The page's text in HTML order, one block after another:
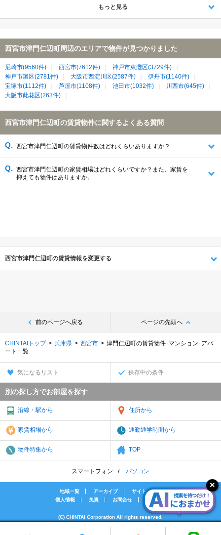
もっと見る
西宮市津門仁辺町周辺のエリアで物件が見つかりました
尼崎市(9560件) 西宮市(7612件)
神戸市東灘区(3729件)
神戸市灘区(2781件)
大阪市西淀川区(2587件)
伊丹市(1140件)
宝塚市(1112件)
芦屋市(1108件) 池田市(1032件)
川西市(645件)
大阪市此花区(263件)
西宮市津門仁辺町の賃貸物件に関するよくある質問
西宮市津門仁辺町の賃貸物件数はどれくらいありますか？
西宮市津門仁辺町の家賃相場はどれくらいですか？また、家賃を
抑えても物件はありますか。
西宮市津門仁辺町の賃貸情報を変更する
前のページへ戻る ページの先頭へ
CHINTAIトップ 兵庫県 西宮市
津門仁辺町の賃貸物件･マンション･アパ
ート一覧
気になるリスト 保存中の条件
別の探し方でお部屋を探す
沿線・駅から 住所から
家賃相場から 通勤通学時間から
物件特集から TOP
スマートフォン パソコン
地域一覧 アーカイブ
サイトマップ
個人情報
免責 お問合せ 会社案内
(C) CHINTAI Corporation All rights reserved.
[PR]賃貸物件の疑問解決！教えてエイブルAGENT